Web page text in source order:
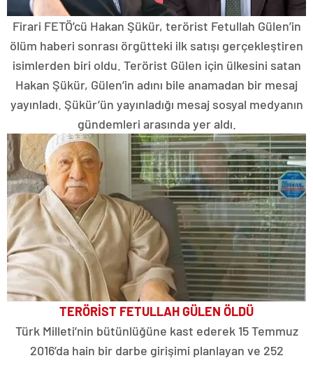
Firari FETÖ’cü Hakan Şükür, terörist Fetullah Gülen’in
ölüm haberi sonrası örgütteki ilk satışı gerçekleştiren
isimlerden biri oldu. Terörist Gülen için ülkesini satan
Hakan Şükür, Gülen’in adını bile anamadan bir mesaj
yayınladı. Şükür’ün yayınladığı mesaj sosyal medyanın
gündemleri arasında yer aldı.
TERÖRİST FETULLAH GÜLEN ÖLDÜ
Türk Milleti’nin bütünlüğüne kast ederek 15 Temmuz
2016’da hain bir darbe girişimi planlayan ve 252